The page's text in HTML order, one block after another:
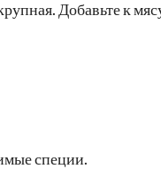
Добавьте к
специи.